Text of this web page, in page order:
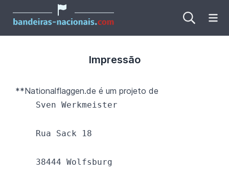
Impressão
**Nationalflaggen.de é um projeto de
    Sven Werkmeister
    Rua Sack 18
    38444 Wolfsburg